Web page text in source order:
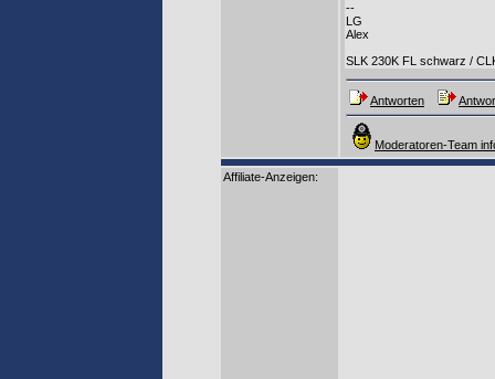
--
LG
Alex
SLK 230K FL schwarz /
Antworten
Moderatoren-Team
Affiliate-Anzeigen: